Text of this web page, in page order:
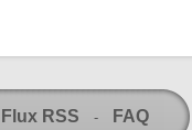
Flux RSS - FAQ